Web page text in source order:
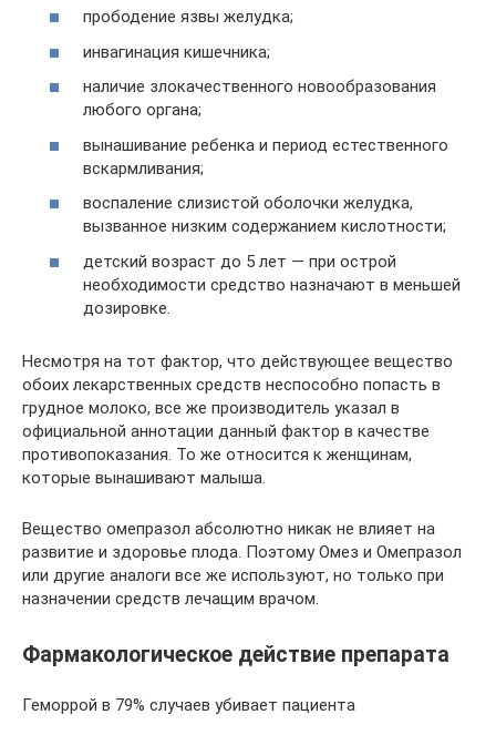
прободение язвы желудка;
инвагинация кишечника;
наличие злокачественного новообразования
любого органа;
вынашивание ребенка и период естественного
вскармливания;
воспаление слизистой оболочки желудка,
вызванное низким содержанием кислотности;
детский возраст до 5 лет — при острой
необходимости средство назначают в меньшей
дозировке.
Несмотря на тот фактор, что действующее вещество
обоих лекарственных средств неспособно попасть в
грудное молоко, все же производитель указал в
официальной аннотации данный фактор в качестве
противопоказания. То же относится к женщинам,
которые вынашивают малыша.
Вещество омепразол абсолютно никак не влияет на
развитие и здоровье плода. Поэтому Омез и Омепразол
или другие аналоги все же используют, но только при
назначении средств лечащим врачом.
Фармакологическое действие препарата
Геморрой в 79% случаев убивает пациента